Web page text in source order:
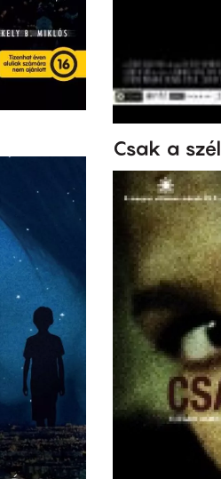
Csak a szél